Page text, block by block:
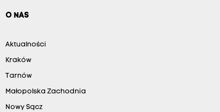
O NAS
Aktualności
Kraków
Tarnów
Małopolska Zachodnia
Nowy Sącz